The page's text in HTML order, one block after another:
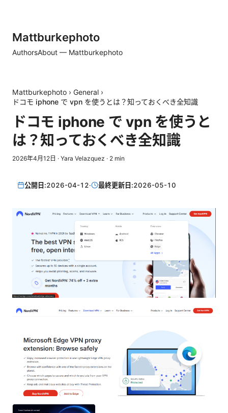
Mattburkephoto
AuthorsAbout — Mattburkephoto
Mattburkephoto › General ›
ドコモ iphone で vpn を使うとは？知っておくべき全知識
ドコモ iphone で vpn を使うと
は？知っておくべき全知識
2026年4月12日 · Yara Velazquez · 2 min
公開日:2026-04-12· 最終更新日:2026-05-10